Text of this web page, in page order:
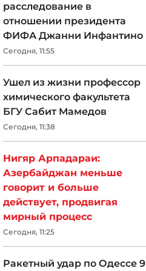
расследование в
отношении президента
ФИФА Джанни Инфантино
Сегодня, 11:55
Ушел из жизни профессор
химического факультета
БГУ Сабит Мамедов
Сегодня, 11:38
Нигяр Арпадараи:
Азербайджан меньше
говорит и больше
действует, продвигая
мирный процесс
Сегодня, 11:25
Ракетный удар по Одессе 9